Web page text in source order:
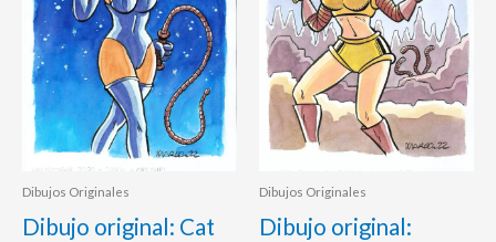
Dibujos Originales
Dibujo original: Cat
Dibujos Originales
Dibujo original: